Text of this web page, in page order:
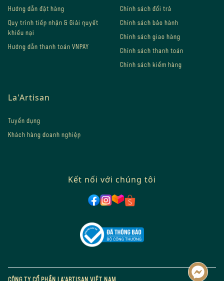
Hướng dẫn đặt hàng
Quy trình tiếp nhận & Giải quyết
khiếu nại
Hướng dẫn thanh toán VNPAY
Chính sách đổi trả
Chính sách bảo hành
Chính sách giao hàng
Chính sách thanh toán
Chính sách kiểm hàng
La'Artisan
Tuyển dụng
Khách hàng doanh nghiệp
Kết nối với chúng tôi